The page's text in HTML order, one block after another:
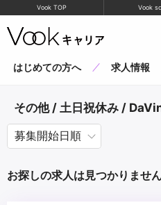
Vook TOP Vook
はじめての方へ 求人情報
その他 / 土日祝休み /
お探しの求人は見つかりません